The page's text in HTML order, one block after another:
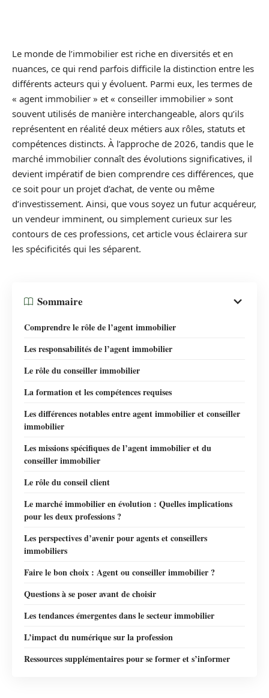
Le monde de l’immobilier est riche en diversités et en
nuances, ce qui rend parfois difficile la distinction entre les
différents acteurs qui y évoluent. Parmi eux, les termes de
« agent immobilier » et « conseiller immobilier » sont
souvent utilisés de manière interchangeable, alors qu’ils
représentent en réalité deux métiers aux rôles, statuts et
compétences distincts. À l’approche de 2026, tandis que le
marché immobilier connaît des évolutions significatives, il
devient impératif de bien comprendre ces différences, que
ce soit pour un projet d’achat, de vente ou même
d’investissement. Ainsi, que vous soyez un futur acquéreur,
un vendeur imminent, ou simplement curieux sur les
contours de ces professions, cet article vous éclairera sur
les spécificités qui les séparent.
Sommaire
Comprendre le rôle de l’agent immobilier
Les responsabilités de l’agent immobilier
Le rôle du conseiller immobilier
La formation et les compétences requises
Les différences notables entre agent immobilier et conseiller
immobilier
Les missions spécifiques de l’agent immobilier et du
conseiller immobilier
Le rôle du conseil client
Le marché immobilier en évolution : Quelles implications
pour les deux professions ?
Les perspectives d’avenir pour agents et conseillers
immobiliers
Faire le bon choix : Agent ou conseiller immobilier ?
Questions à se poser avant de choisir
Les tendances émergentes dans le secteur immobilier
L’impact du numérique sur la profession
Ressources supplémentaires pour se former et s’informer